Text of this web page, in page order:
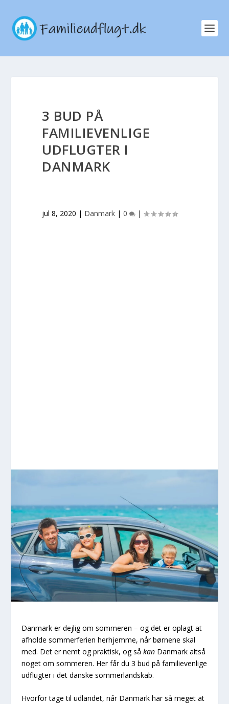
3 BUD PÅ
FAMILIEVENLIGE
UDFLUGTER I
DANMARK
jul 8, 2020 | Danmark |0 |
Danmark er dejlig om sommeren – og det er oplagt at
afholde sommerferien herhjemme, når børnene skal
med. Det er nemt og praktisk, og såkan Danmark altså
noget om sommeren. Her får du 3 bud på familievenlige
udflugter i det danske sommerlandskab.
Hvorfor tage til udlandet, når Danmark har så meget at